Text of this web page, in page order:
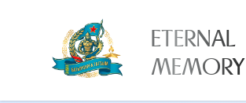
ETERNAL
MEMORY